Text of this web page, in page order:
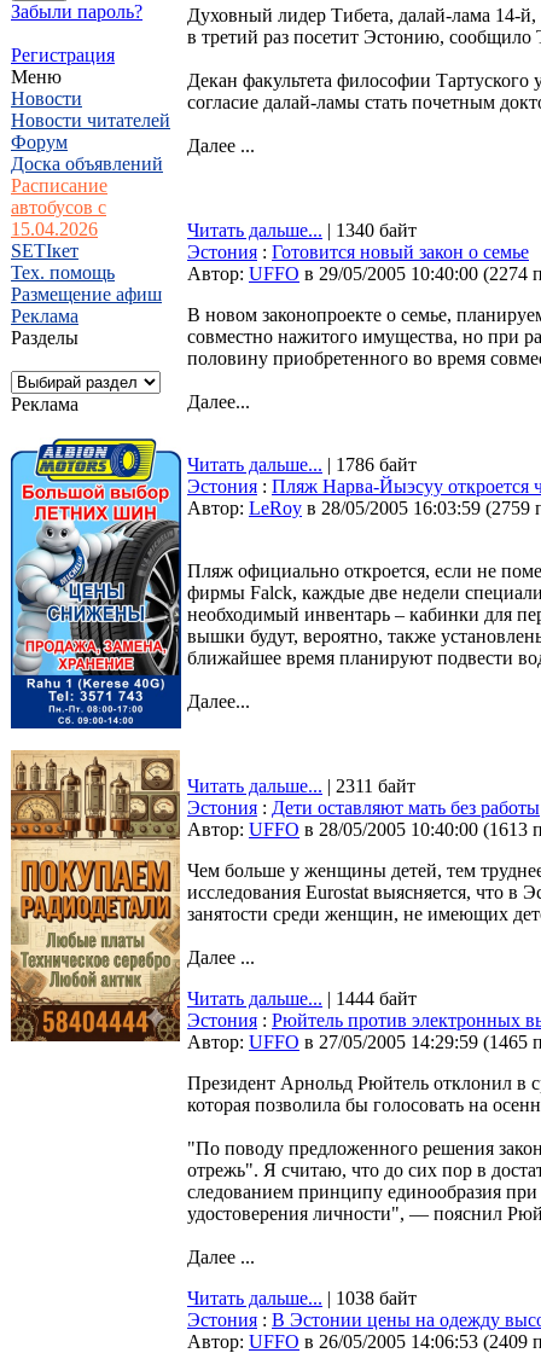
Забыли пароль?
Регистрация
Меню
Новости
Новости читателей
Форум
Доска объявлений
Расписание
автобусов с
15.04.2026
SETIкет
Тех. помощь
Размещение афиш
Реклама
Разделы
Реклама
Духовный лидер Тибета, далай-лама 14-й,
в третий раз посетит Эстонию, сообщило
Декан факультета философии Тартуского
согласие далай-ламы стать почетным
Далее ...
Читать дальше... | 1340 байт
Эстония : Готовится новый закон о семье
Автор: UFFO в 29/05/2005 10:40:00 (2274
В новом законопроекте о семье,
совместно нажитого имущества, но при
половину приобретенного во время
Далее...
Читать дальше... | 1786 байт
Эстония : Пляж Нарва-Йыэсуу откроется
Автор: LeRoy в 28/05/2005 16:03:59 (2759
Пляж официально откроется, если не
фирмы Falck, каждые две недели
необходимый инвентарь – кабинки для
вышки будут, вероятно, также
ближайшее время планируют подвести
Далее...
Читать дальше... | 2311 байт
Эстония : Дети оставляют мать без работы
Автор: UFFO в 28/05/2005 10:40:00 (1613
Чем больше у женщины детей, тем
исследования Eurostat выясняется, что в
занятости среди женщин, не имеющих
Далее ...
Читать дальше... | 1444 байт
Эстония : Рюйтель против электронных
Автор: UFFO в 27/05/2005 14:29:59 (1465
Президент Арнольд Рюйтель отклонил в
которая позволила бы голосовать на
"По поводу предложенного решения
отрежь". Я считаю, что до сих пор в
следованием принципу единообразия
удостоверения личности", — пояснил
Далее ...
Читать дальше... | 1038 байт
Эстония : В Эстонии цены на одежду
Автор: UFFO в 26/05/2005 14:06:53 (2409